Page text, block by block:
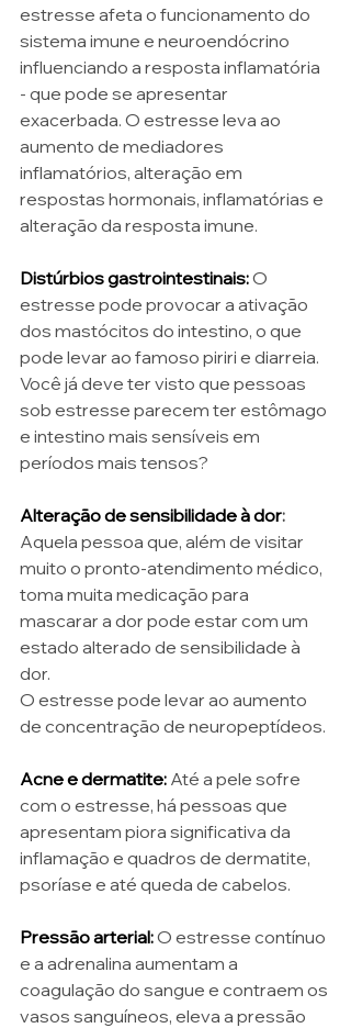
estresse afeta o funcionamento do
sistema imune e neuroendócrino
influenciando a resposta inflamatória
- que pode se apresentar
exacerbada. O estresse leva ao
aumento de mediadores
inflamatórios, alteração em
respostas hormonais, inflamatórias e
alteração da resposta imune.
Distúrbios gastrointestinais:O
estresse pode provocar a ativação
dos mastócitos do intestino, o que
pode levar ao famoso piriri e diarreia.
Você já deve ter visto que pessoas
sob estresse parecem ter estômago
e intestino mais sensíveis em
períodos mais tensos?
Alteração de sensibilidade à dor:
Aquela pessoa que, além de visitar
muito o pronto-atendimento médico,
toma muita medicação para
mascarar a dor pode estar com um
estado alterado de sensibilidade à
dor.
O estresse pode levar ao aumento
de concentração de neuropeptídeos.
Acne e dermatite: Até a pele sofre
com o estresse, há pessoas que
apresentam piora significativa da
inflamação e quadros de dermatite,
psoríase e até queda de cabelos.
Pressão arterial:O estresse contínuo
e a adrenalina aumentam a
coagulação do sangue e contraem os
vasos sanguíneos, eleva a pressão